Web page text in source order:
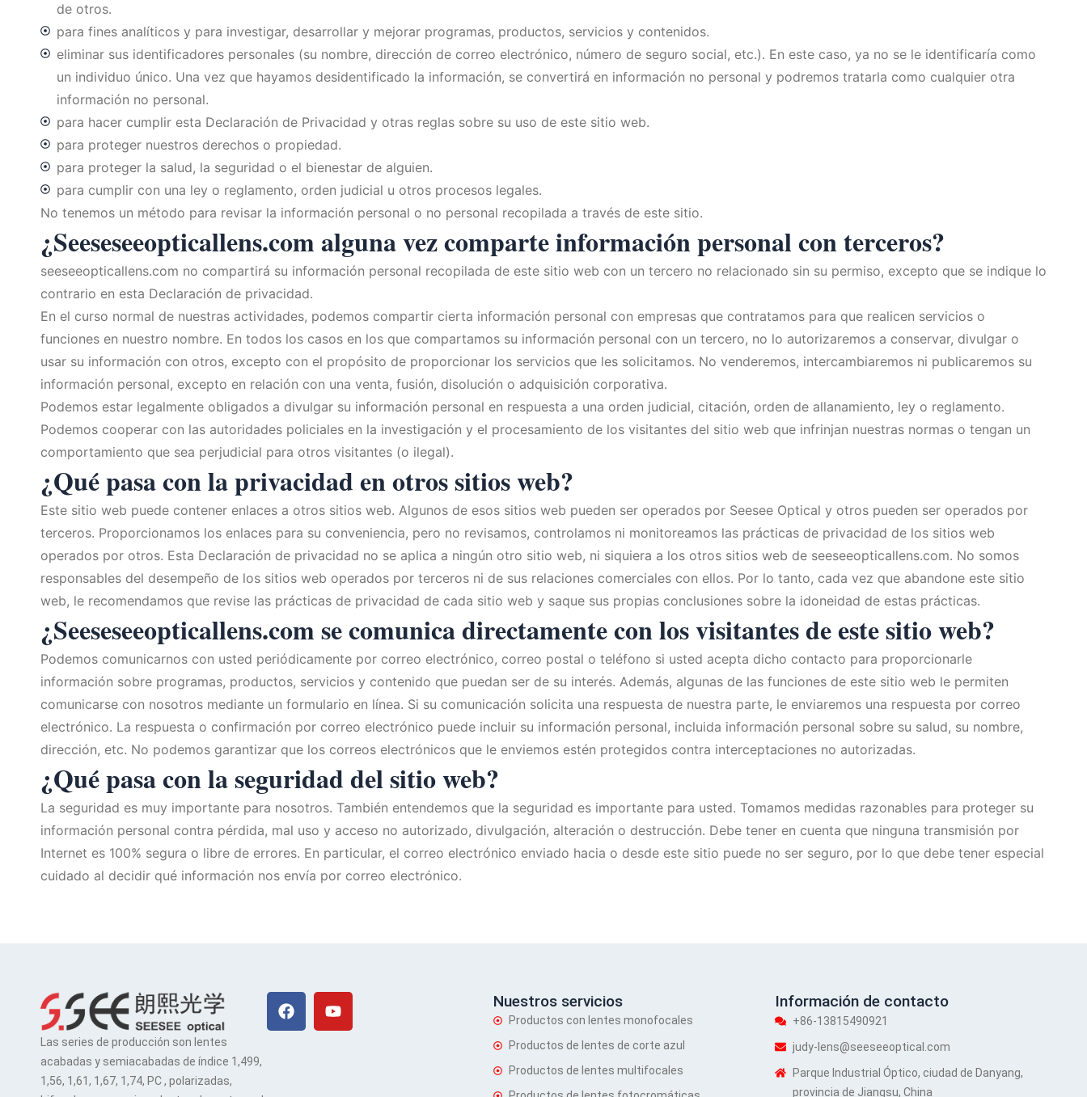
de otros.
para fines analíticos y para investigar, desarrollar y mejorar programas, productos, servicios y contenidos.
eliminar sus identificadores personales (su nombre, dirección de correo electrónico, número de seguro social, etc.). En este caso, ya no se le identificaría como
un individuo único. Una vez que hayamos desidentificado la información, se convertirá en información no personal y podremos tratarla como cualquier otra
información no personal.
para hacer cumplir esta Declaración de Privacidad y otras reglas sobre su uso de este sitio web.
para proteger nuestros derechos o propiedad.
para proteger la salud, la seguridad o el bienestar de alguien.
para cumplir con una ley o reglamento, orden judicial u otros procesos legales.
No tenemos un método para revisar la información personal o no personal recopilada a través de este sitio.
¿Seeseseeopticallens.com alguna vez comparte información personal con terceros?
seeseeopticallens.com no compartirá su información personal recopilada de este sitio web con un tercero no relacionado sin su permiso, excepto que se indique lo
contrario en esta Declaración de privacidad.
En el curso normal de nuestras actividades, podemos compartir cierta información personal con empresas que contratamos para que realicen servicios o
funciones en nuestro nombre. En todos los casos en los que compartamos su información personal con un tercero, no lo autorizaremos a conservar, divulgar o
usar su información con otros, excepto con el propósito de proporcionar los servicios que les solicitamos. No venderemos, intercambiaremos ni publicaremos su
información personal, excepto en relación con una venta, fusión, disolución o adquisición corporativa.
Podemos estar legalmente obligados a divulgar su información personal en respuesta a una orden judicial, citación, orden de allanamiento, ley o reglamento.
Podemos cooperar con las autoridades policiales en la investigación y el procesamiento de los visitantes del sitio web que infrinjan nuestras normas o tengan un
comportamiento que sea perjudicial para otros visitantes (o ilegal).
¿Qué pasa con la privacidad en otros sitios web?
Este sitio web puede contener enlaces a otros sitios web. Algunos de esos sitios web pueden ser operados por Seesee Optical y otros pueden ser operados por
terceros. Proporcionamos los enlaces para su conveniencia, pero no revisamos, controlamos ni monitoreamos las prácticas de privacidad de los sitios web
operados por otros. Esta Declaración de privacidad no se aplica a ningún otro sitio web, ni siquiera a los otros sitios web de seeseeopticallens.com. No somos
responsables del desempeño de los sitios web operados por terceros ni de sus relaciones comerciales con ellos. Por lo tanto, cada vez que abandone este sitio
web, le recomendamos que revise las prácticas de privacidad de cada sitio web y saque sus propias conclusiones sobre la idoneidad de estas prácticas.
¿Seeseseeopticallens.com se comunica directamente con los visitantes de este sitio web?
Podemos comunicarnos con usted periódicamente por correo electrónico, correo postal o teléfono si usted acepta dicho contacto para proporcionarle
información sobre programas, productos, servicios y contenido que puedan ser de su interés. Además, algunas de las funciones de este sitio web le permiten
comunicarse con nosotros mediante un formulario en línea. Si su comunicación solicita una respuesta de nuestra parte, le enviaremos una respuesta por correo
electrónico. La respuesta o confirmación por correo electrónico puede incluir su información personal, incluida información personal sobre su salud, su nombre,
dirección, etc. No podemos garantizar que los correos electrónicos que le enviemos estén protegidos contra interceptaciones no autorizadas.
¿Qué pasa con la seguridad del sitio web?
La seguridad es muy importante para nosotros. También entendemos que la seguridad es importante para usted. Tomamos medidas razonables para proteger su
información personal contra pérdida, mal uso y acceso no autorizado, divulgación, alteración o destrucción. Debe tener en cuenta que ninguna transmisión por
Internet es 100% segura o libre de errores. En particular, el correo electrónico enviado hacia o desde este sitio puede no ser seguro, por lo que debe tener especial
cuidado al decidir qué información nos envía por correo electrónico.
Las series de producción son lentes
acabadas y semiacabadas de índice 1,499,
1,56, 1,61, 1,67, 1,74, PC , polarizadas,
FacebookYoutube Nuestros servicios
Productos con lentes monofocales
Productos de lentes de corte azul
Productos de lentes multifocales
Información de contacto
+86-13815490921
judy-lens@seeseeoptical.com
Parque Industrial Óptico, ciudad de Danyang,
provincia de Jiangsu, China